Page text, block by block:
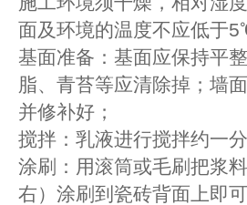
面及环境的温度不应低于
基面准备：基面应保持平
脂、青苔等应清除掉；墙
并修补好；
搅拌：乳液进行搅拌约一分
涂刷：用滚筒或毛刷把浆
右）涂刷到瓷砖背面上即可